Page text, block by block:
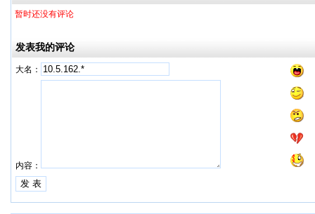
暂时还没有评论
发表我的评论
大名：
内容：